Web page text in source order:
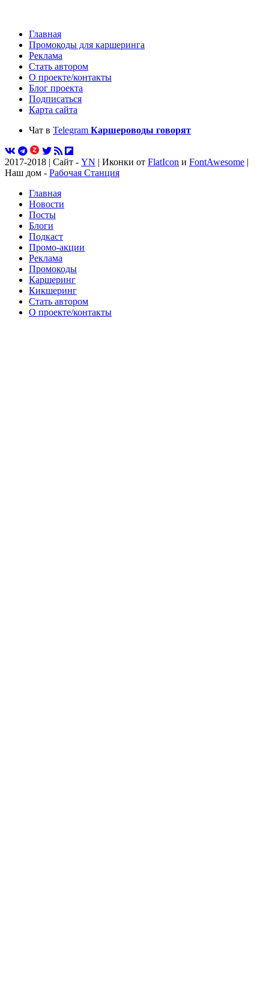
Главная
Промокоды для каршеринга
Реклама
Стать автором
О проекте/контакты
Блог проекта
Подписаться
Карта сайта
Чат в Telegram Каршероводы говорят
2017-2018 | Сайт - YN | Иконки от FlatIcon и FontAwesome |
Наш дом - Рабочая Станция
Главная
Новости
Посты
Блоги
Подкаст
Промо-акции
Реклама
Промокоды
Каршеринг
Кикшеринг
Стать автором
О проекте/контакты